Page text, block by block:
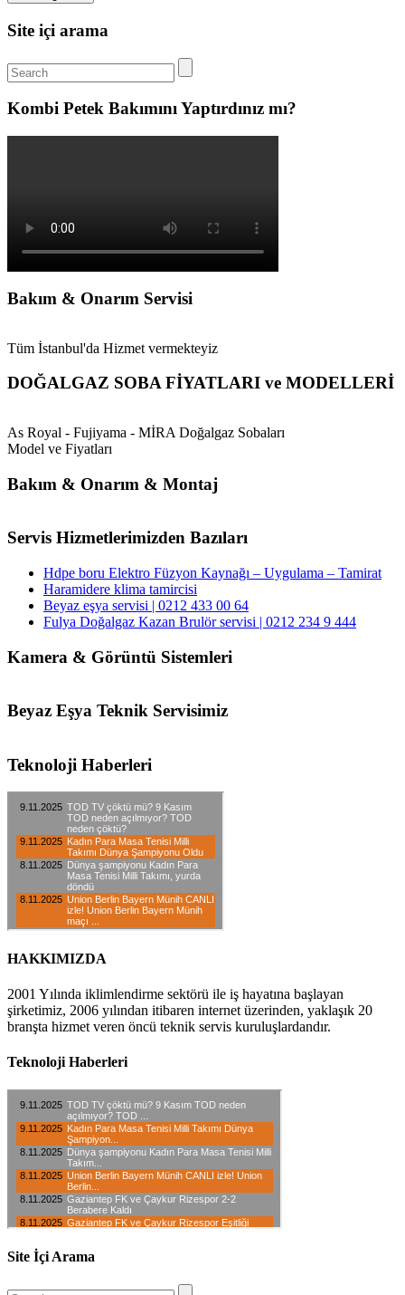
Site içi arama
Kombi Petek Bakımını Yaptırdınız mı?
Bakım & Onarım Servisi
Tüm İstanbul'da Hizmet vermekteyiz
DOĞALGAZ SOBA FİYATLARI ve MODELLERİ
As Royal - Fujiyama - MİRA Doğalgaz Sobaları
Model ve Fiyatları
Bakım & Onarım & Montaj
Servis Hizmetlerimizden Bazıları
Hdpe boru Elektro Füzyon Kaynağı – Uygulama – Tamirat
Haramidere klima tamircisi
Beyaz eşya servisi | 0212 433 00 64
Fulya Doğalgaz Kazan Brulör servisi | 0212 234 9 444
Kamera & Görüntü Sistemleri
Beyaz Eşya Teknik Servisimiz
Teknoloji Haberleri
HAKKIMIZDA
2001 Yılında iklimlendirme sektörü ile iş hayatına başlayan
şirketimiz, 2006 yılından itibaren internet üzerinden, yaklaşık 20
branşta hizmet veren öncü teknik servis kuruluşlardandır.
Teknoloji Haberleri
Site İçi Arama